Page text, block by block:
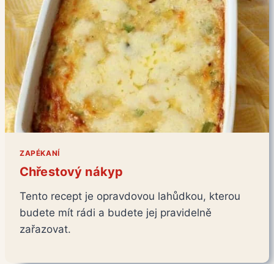
ZAPÉKANÍ
Chřestový nákyp
Tento recept je opravdovou lahůdkou, kterou
budete mít rádi a budete jej pravidelně
zařazovat.